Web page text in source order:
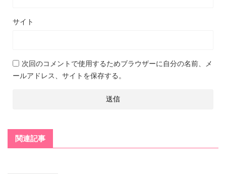
サイト
次回のコメントで使用するためブラウザーに自分の名前、メ
ールアドレス、サイトを保存する。
関連記事